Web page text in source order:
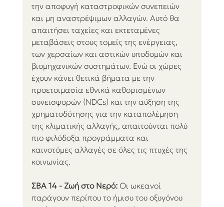
την αποφυγή καταστροφικών συνεπειών
και μη αναστρέψιμων αλλαγών. Αυτό θα
απαιτήσει ταχείες και εκτεταμένες
μεταβάσεις στους τομείς της ενέργειας,
των χερσαίων και αστικών υποδομών και
βιομηχανικών συστημάτων. Ενώ οι χώρες
έχουν κάνει θετικά βήματα με την
προετοιμασία εθνικά καθορισμένων
συνεισφορών (NDCs) και την αύξηση της
χρηματοδότησης για την καταπολέμηση
της κλιματικής αλλαγής, απαιτούνται πολύ
πιο φιλόδοξα προγράμματα και
καινοτόμες αλλαγές σε όλες τις πτυχές της
κοινωνίας.
ΣΒΑ 14 - Ζωή στο Νερό: Οι ωκεανοί
παράγουν περίπου το ήμισυ του οξυγόνου